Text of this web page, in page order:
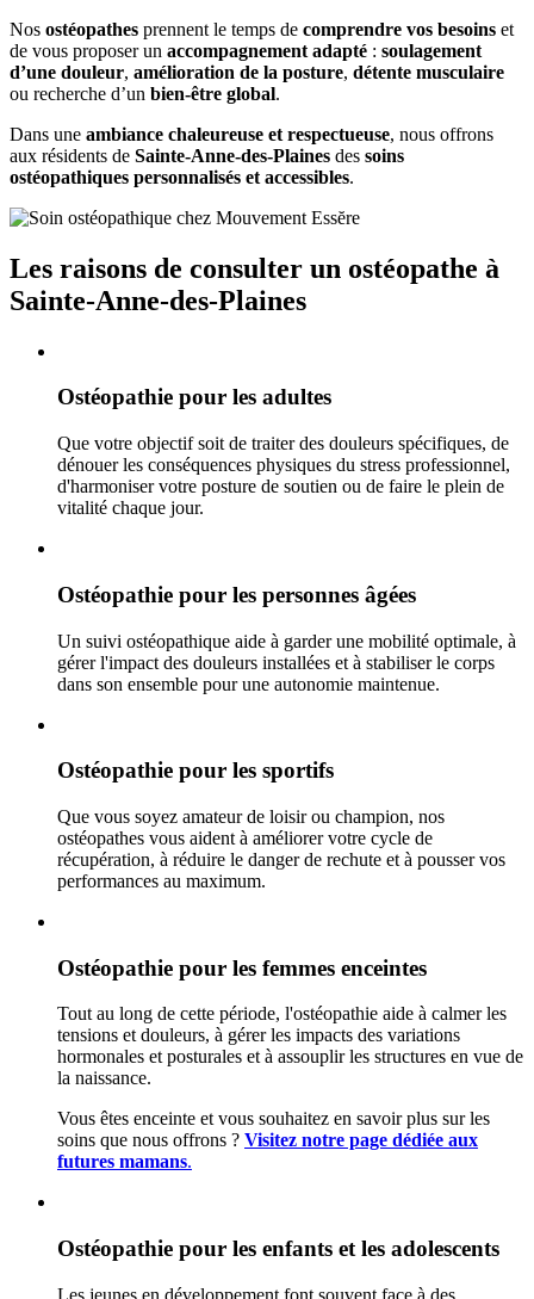
Nos ostéopathes prennent le temps de comprendre vos besoins et
de vous proposer un accompagnement adapté : soulagement
d’une douleur, amélioration de la posture, détente musculaire
ou recherche d’un bien-être global.
Dans une ambiance chaleureuse et respectueuse, nous offrons
aux résidents de Sainte-Anne-des-Plaines des soins
ostéopathiques personnalisés et accessibles.
Les raisons de consulter un ostéopathe à
Sainte-Anne-des-Plaines
Ostéopathie pour les adultes
Que votre objectif soit de traiter des douleurs spécifiques, de
dénouer les conséquences physiques du stress professionnel,
d'harmoniser votre posture de soutien ou de faire le plein de
vitalité chaque jour.
Ostéopathie pour les personnes âgées
Un suivi ostéopathique aide à garder une mobilité optimale, à
gérer l'impact des douleurs installées et à stabiliser le corps
dans son ensemble pour une autonomie maintenue.
Ostéopathie pour les sportifs
Que vous soyez amateur de loisir ou champion, nos
ostéopathes vous aident à améliorer votre cycle de
récupération, à réduire le danger de rechute et à pousser vos
performances au maximum.
Ostéopathie pour les femmes enceintes
Tout au long de cette période, l'ostéopathie aide à calmer les
tensions et douleurs, à gérer les impacts des variations
hormonales et posturales et à assouplir les structures en vue de
la naissance.
Vous êtes enceinte et vous souhaitez en savoir plus sur les
soins que nous offrons ? Visitez notre page dédiée aux
futures mamans.
Ostéopathie pour les enfants et les adolescents
Les jeunes en développement font souvent face à des